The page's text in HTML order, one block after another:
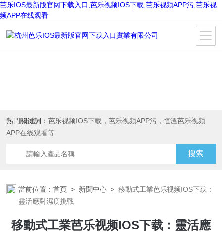
芭乐IOS最新版官网下载入口,芭乐视频IOS下载,芭乐视频APP污,芭乐视
频APP在线观看
熱門關鍵詞：芭乐视频IOS下载，芭乐视频APP污，恒溫芭乐视频
APP在线观看等
當前位置：首頁 > 新聞中心 >移動式工業芭乐视频IOS下载：
靈活應對濕度挑戰
移動式工業芭乐视频IOS下载：靈活應